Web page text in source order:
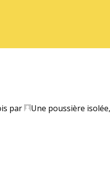
par Une poussière isolée